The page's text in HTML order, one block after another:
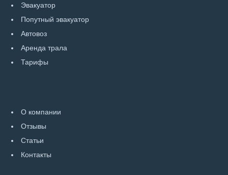
Эвакуатор
Попутный эвакуатор
Автовоз
Аренда трала
Тарифы
О компании
Отзывы
Статьи
Контакты